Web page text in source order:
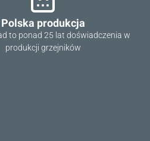
Polska produkcja
to ponad 25 lat doświadczenia w
produkcji grzejników